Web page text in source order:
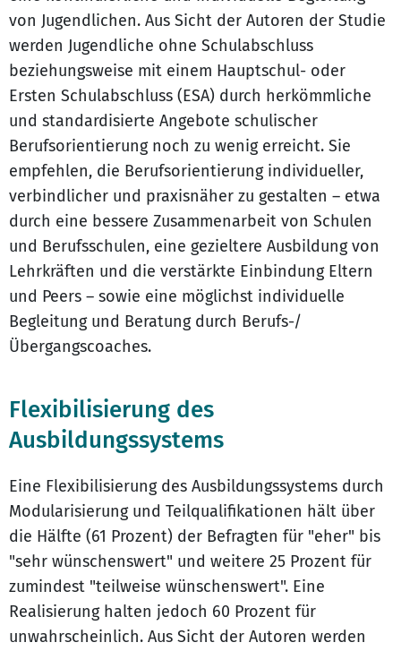
von Jugendlichen. Aus Sicht der Autoren der Studie
werden Jugendliche ohne Schulabschluss
beziehungsweise mit einem Hauptschul- oder
Ersten Schulabschluss (ESA) durch herkömmliche
und standardisierte Angebote schulischer
Berufsorientierung noch zu wenig erreicht. Sie
empfehlen, die Berufsorientierung individueller,
verbindlicher und praxisnäher zu gestalten – etwa
durch eine bessere Zusammenarbeit von Schulen
und Berufsschulen, eine gezieltere Ausbildung von
Lehrkräften und die verstärkte Einbindung Eltern
und Peers – sowie eine möglichst individuelle
Begleitung und Beratung durch Berufs-/
Übergangscoaches.
Flexibilisierung des
Ausbildungssystems
Eine Flexibilisierung des Ausbildungssystems durch
Modularisierung und Teilqualifikationen hält über
die Hälfte (61 Prozent) der Befragten für "eher" bis
"sehr wünschenswert" und weitere 25 Prozent für
zumindest "teilweise wünschenswert". Eine
Realisierung halten jedoch 60 Prozent für
unwahrscheinlich. Aus Sicht der Autoren werden